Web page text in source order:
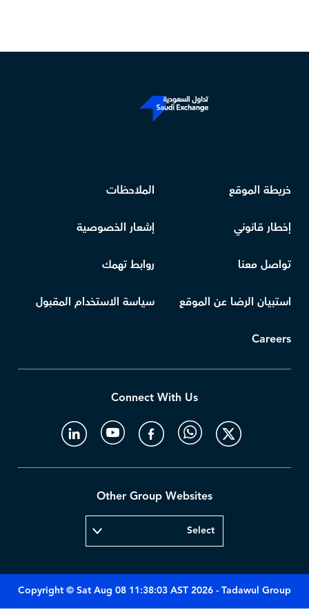
خريطة الموقع الملاحظات
إخطار قانوني إشعار الخصوصية
تواصل معنا روابط تهمك
استبيان الرضا عن الموقع سياسة الاستخدام المقبول
Careers
Connect With Us
Other Group Websites
Copyright © Sat Aug 08 11:38:03 AST 2026 - Tadawul Group